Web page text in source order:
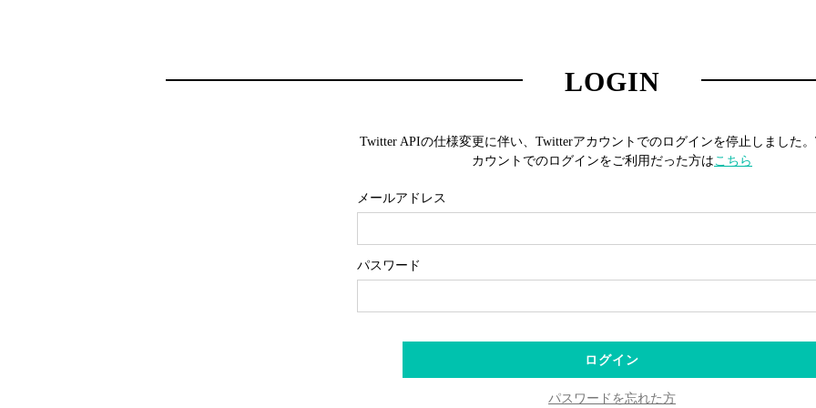
LOGIN
Twitter APIの仕様変更に伴い、Twitterアカウントでのログインを停止しました
カウントでのログインをご利用だった方はこちら
メールアドレス
パスワード
ログイン
パスワードを忘れた方